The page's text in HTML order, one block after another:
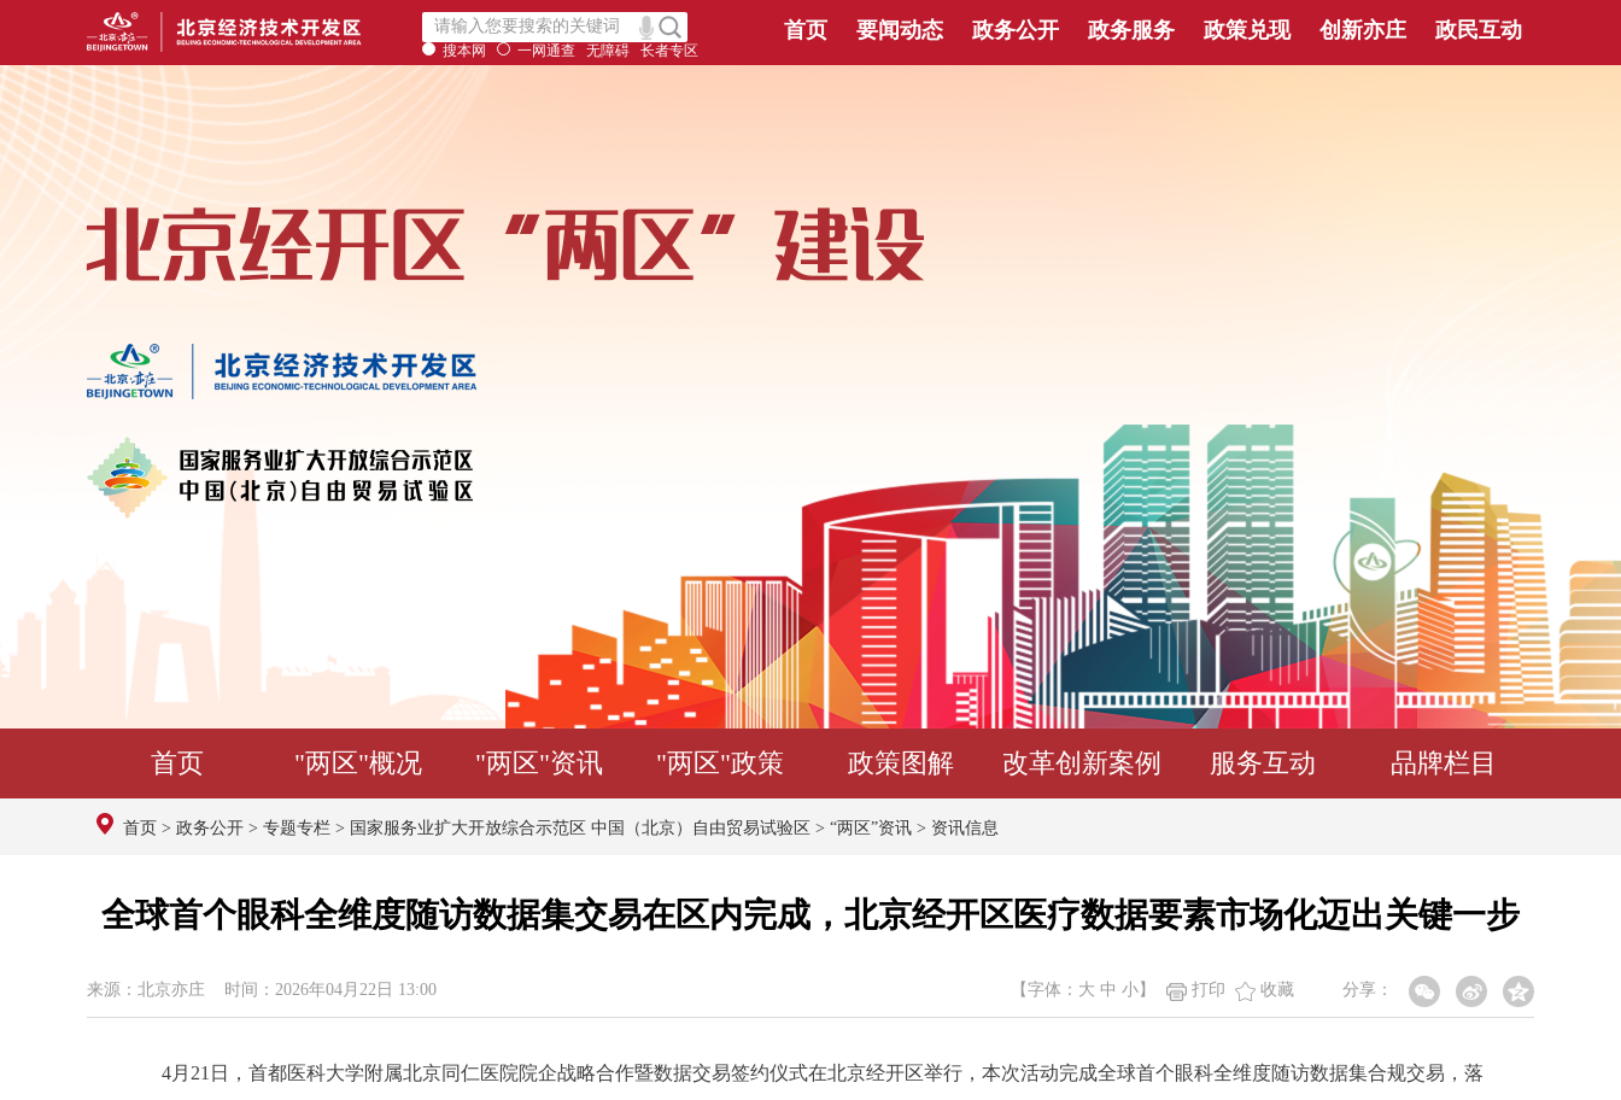
搜本网 一网通查 无障碍 长者专区
首页 要闻动态 政务公开 政务服务 政策兑现 创新亦庄 政民互动
首页 "两区"概况 "两区"资讯 "两区"政策 政策图解 改革创新案例 服务互动 品牌栏目
首页 > 政务公开 > 专题专栏 > 国家服务业扩大开放综合示范区 中国（北京）自由贸易试验区 > “两区”资讯 > 资讯信息
全球首个眼科全维度随访数据集交易在区内完成，北京经开区医疗数据要素市场化迈出关键一步
来源：北京亦庄 时间：2026年04月22日 13:00 分享：
【字体： 大 中 小 】 打印 收藏
4月21日，首都医科大学附属北京同仁医院院企战略合作暨数据交易签约仪式在北京经开区举行，本次活动完成全球首个眼科全维度随访数据集合规交易，落